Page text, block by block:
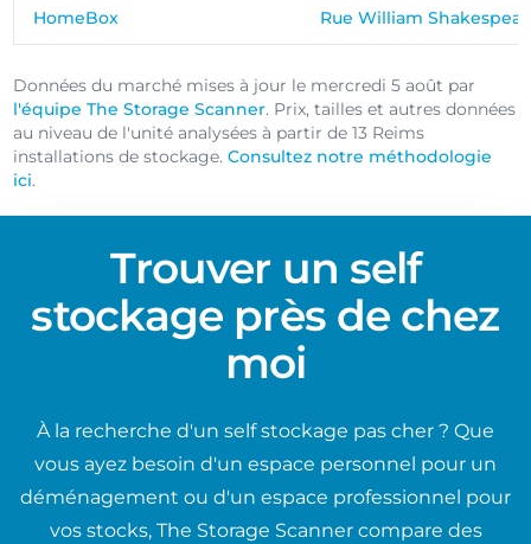
HomeBox Rue William
Données du marché mises à jour le mercredi 5 août par
l'équipe The Storage Scanner. Prix, tailles et autres données
au niveau de l'unité analysées à partir de 13 Reims
installations de stockage.Consultez notre méthodologie
ici.
Trouver un self
stockage près de chez
moi
À la recherche d'un self stockage pas cher ? Que
vous ayez besoin d'un espace personnel pour un
déménagement ou d'un espace professionnel pour
vos stocks, The Storage Scanner compare des